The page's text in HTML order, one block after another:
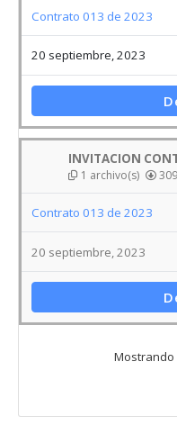
Contrato 013 de 2023
20 septiembre, 2023
INVITACION
1 archivo(s)
Contrato 013 de 2023
20 septiembre, 2023
Mostrando